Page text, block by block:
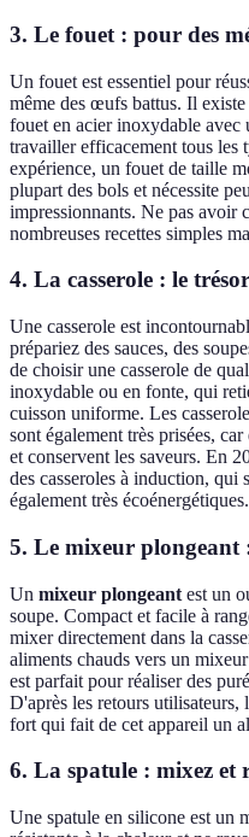
3. Le fouet : pour des
Un fouet est essentiel pour
même des œufs battus. Il
fouet en acier inoxydable avec
travailler efficacement tous les
expérience, un fouet de taille
plupart des bols et nécessite
impressionnants. Ne pas avoir
nombreuses recettes simples
4. La casserole : le
Une casserole est
prépariez des sauces, des
de choisir une casserole de
inoxydable ou en fonte, qui
cuisson uniforme. Les
sont également très prisées,
et conservent les saveurs. En
des casseroles à induction, qui
également très écoénergétiques.
5. Le mixeur plongeant
Un mixeur plongeant est un
soupe. Compact et facile à
mixer directement dans la
aliments chauds vers un
est parfait pour réaliser des
D'après les retours
fort qui fait de cet appareil un
6. La spatule : mixez et
Une spatule en silicone est un